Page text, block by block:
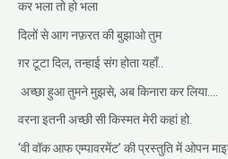
कर भला तो हो भला
दिलों से आग नफ़रत की बुझाओ तुम
ग़र टूटा दिल, तन्हाई संग होता यहाँ..
अच्छा हुआ तुमने मुझसे, अब किनारा कर लिया….
वरना इतनी अच्छी सी किस्मत मेरी कहां हो.
‘वी वॉक आफ एम्पावरमेंट’ की प्रस्तुति में ओपन